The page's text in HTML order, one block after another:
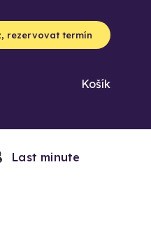
rezervovat termín
Košík
Last minute